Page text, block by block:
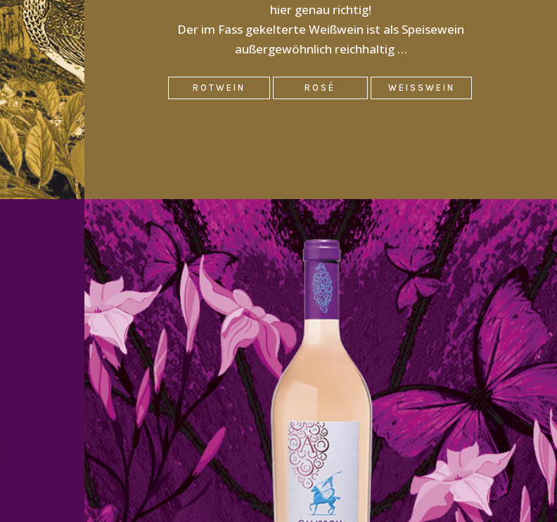
hier genau richtig!
Der im Fass gekelterte Weißwein ist als Speisewein
außergewöhnlich reichhaltig …
ROTWEIN ROSÉ WEISSWEIN